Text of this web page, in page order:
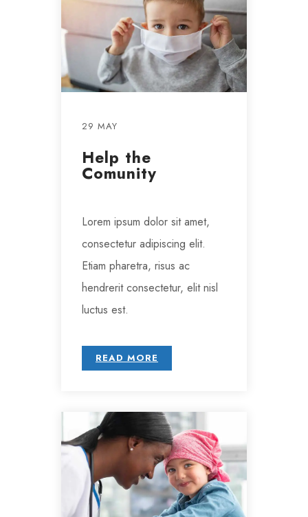
29 MAY
Help the
Comunity
Lorem ipsum dolor sit amet,
consectetur adipiscing elit.
Etiam pharetra, risus ac
hendrerit consectetur, elit nisl
luctus est.
READ MORE